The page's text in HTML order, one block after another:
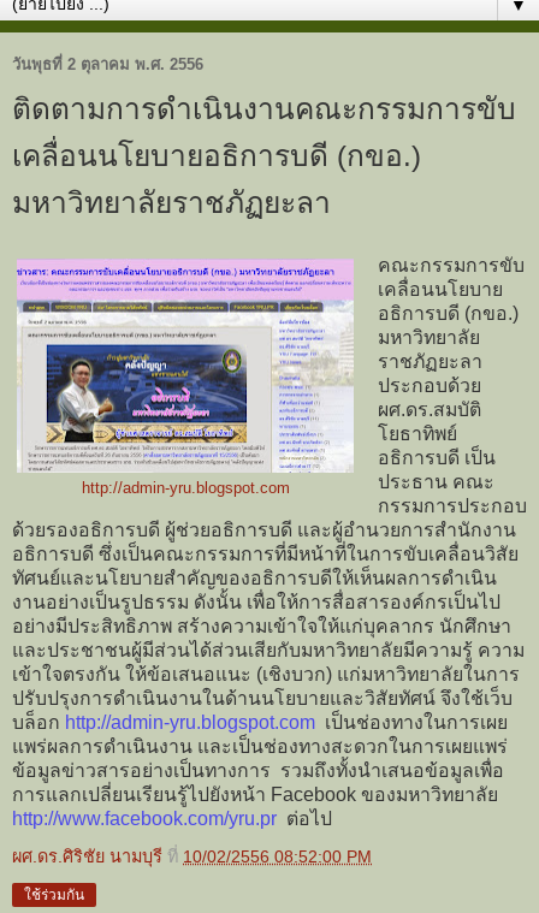
▼
วันพุธที่ 2 ตุลาคม พ.ศ. 2556
ติดตามการดำเนินงานคณะกรรมการขับ
เคลื่อนนโยบายอธิการบดี (กขอ.)
มหาวิทยาลัยราชภัฏยะลา
http://admin-yru.blogspot.com
คณะกรรมการขับ
เคลื่อนนโยบาย
อธิการบดี (กขอ.)
มหาวิทยาลัย
ราชภัฏยะลา
ประกอบด้วย
ผศ.ดร.สมบัติ
โยธาทิพย์
อธิการบดี เป็น
ประธาน คณะ
กรรมการประกอบ
ด้วยรองอธิการบดี ผู้ช่วยอธิการบดี และผู้อำนวยการสำนักงาน
อธิการบดี ซึ่งเป็นคณะกรรมการที่มีหน้าที่ในการขับเคลื่อนวิสัย
ทัศนย์และนโยบายสำคัญของอธิการบดีให้เห็นผลการดำเนิน
งานอย่างเป็นรูปธรรม ดังนั้น เพื่อให้การสื่อสารองค์กรเป็นไป
อย่างมีประสิทธิภาพ สร้างความเข้าใจให้แก่บุคลากร นักศึกษา
และประชาชนผู้มีส่วนได้ส่วนเสียกับมหาวิทยาลัยมีความรู้ ความ
เข้าใจตรงกัน ให้ข้อเสนอแนะ (เชิงบวก) แก่มหาวิทยาลัยในการ
ปรับปรุงการดำเนินงานในด้านนโยบายและวิสัยทัศน์ จึงใช้เว็บ
บล็อก http://admin-yru.blogspot.com เป็นช่องทางในการเผย
แพร่ผลการดำเนินงาน และเป็นช่องทางสะดวกในการเผยแพร่
ข้อมูลข่าวสารอย่างเป็นทางการ รวมถึงทั้งนำเสนอข้อมูลเพื่อ
การแลกเปลี่ยนเรียนรู้ไปยังหน้า Facebook ของมหาวิทยาลัย
http://www.facebook.com/yru.pr ต่อไป
ผศ.ดร.ศิริชัย นามบุรี ที่ 10/02/2556 08:52:00 PM
ใช้ร่วมกัน